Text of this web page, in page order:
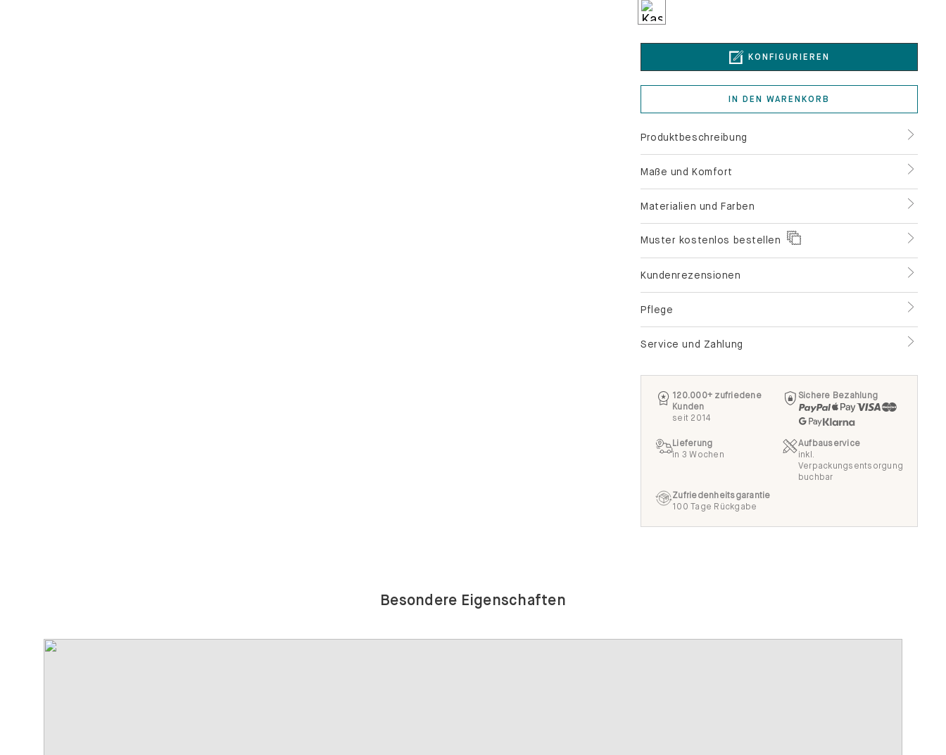
KONFIGURIEREN
IN DEN WARENKORB
Produktbeschreibung
Maße und Komfort
Materialien und Farben
Muster kostenlos bestellen
Kundenrezensionen
Pflege
Service und Zahlung
120.000+ zufriedene
Kunden
seit 2014
Sichere Bezahlung
Lieferung
in 3 Wochen
Aufbauservice
inkl.
Verpackungsentsorgung
buchbar
Zufriedenheitsgarantie
100 Tage Rückgabe
Besondere Eigenschaften